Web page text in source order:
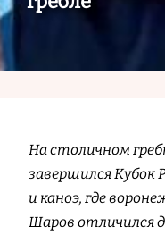
На столичном
завершился Кубок
и каноэ, где
Шаров отличился